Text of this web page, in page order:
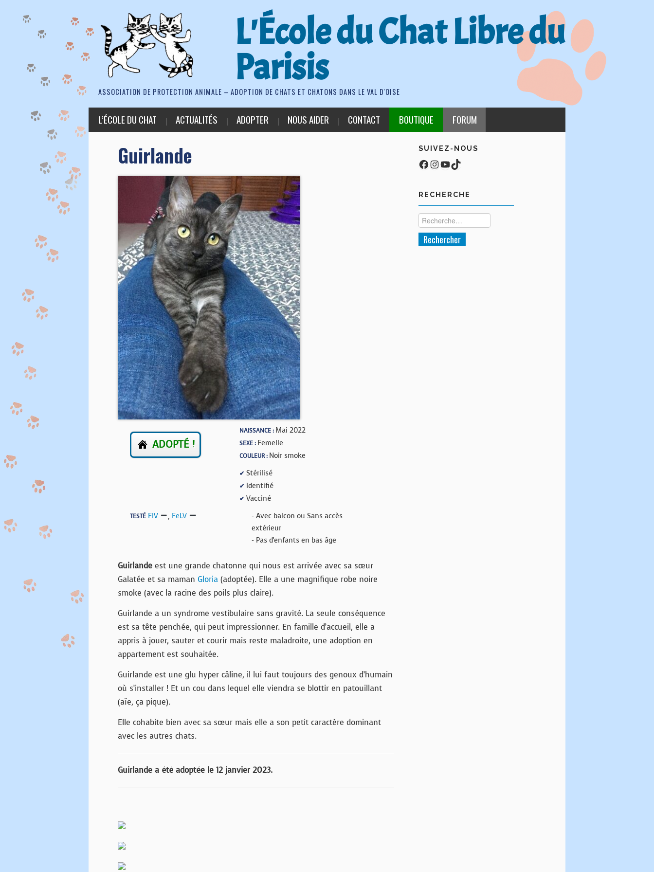
L'École du Chat Libre du
Parisis
ASSOCIATION DE PROTECTION ANIMALE – ADOPTION DE CHATS ET CHATONS DANS LE VAL D'OISE
L’ÉCOLE DU CHAT ACTUALITÉS ADOPTER NOUS AIDER CONTACT BOUTIQUE FORUM
Guirlande
ADOPTÉ !
NAISSANCE : Mai 2022
SEXE : Femelle
COULEUR : Noir smoke
✔ Stérilisé
✔ Identifié
✔ Vacciné
TESTÉ FIV , FeLV
- Avec balcon ou Sans accès
extérieur
- Pas d'enfants en bas âge
Guirlande est une grande chatonne qui nous est arrivée avec sa sœur
Galatée et sa maman Gloria (adoptée). Elle a une magnifique robe noire
smoke (avec la racine des poils plus claire).
Guirlande a un syndrome vestibulaire sans gravité. La seule conséquence
est sa tête penchée, qui peut impressionner. En famille d’accueil, elle a
appris à jouer, sauter et courir mais reste maladroite, une adoption en
appartement est souhaitée.
Guirlande est une glu hyper câline, il lui faut toujours des genoux d’humain
où s’installer ! Et un cou dans lequel elle viendra se blottir en patouillant
(aïe, ça pique).
Elle cohabite bien avec sa sœur mais elle a son petit caractère dominant
avec les autres chats.
Guirlande a été adoptée le 12 janvier 2023.
SUIVEZ-NOUS
Facebook
Compte Instagram
YouTube
TikTok
RECHERCHE